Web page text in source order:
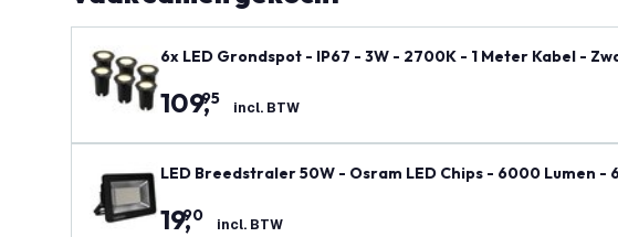
6x LED Grondspot - IP67 - 3W - 2700K - 1 Meter Kabel -
109,
95 incl. BTW
LED Breedstraler 50W - Osram LED Chips - 6000 Lumen
19,
90 incl. BTW